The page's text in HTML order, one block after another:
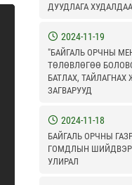
ДУУДЛАГА
2024-11-19
"БАЙГАЛЬ ОРЧНЫ
ТӨЛӨВЛӨГӨӨ
БАТЛАХ,
ЗАГВАРУУД
2024-11-18
БАЙГАЛЬ ОРЧНЫ
ГОМДЛЫН
УЛИРАЛ